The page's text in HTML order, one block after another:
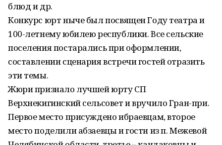
блюд и др.
Конкурс юрт ныче был посвящен Году театра и
100-летнему юбилею республики. Все сельские
поселения постарались при оформлении,
составлении сценария встречи гостей отразить
эти темы.
Жюри признало лучшей юрту СП
Верхнекигинский сельсовет и вручило Гран-при.
Первое место присуждено ибраевцам, второе
место поделили абзаевцы и гости из п. Межевой